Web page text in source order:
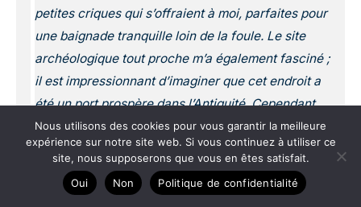
petites criques qui s’offraient à moi, parfaites pour
une baignade tranquille loin de la foule. Le site
archéologique tout proche m’a également fasciné ;
il est impressionnant d’imaginer que cet endroit a
été un port prospère dans l’Antiquité. Cependant,
j’ai noté quelques petits bémols. Par exemple, la
route pour y arriver est assez sinueuse et longue –
je recommande de prévoir un bon moment de
trajet. De plus, les quelques restaurants aux
Nous utilisons des cookies pour vous garantir la meilleure
expérience sur notre site web. Si vous continuez à utiliser ce
site, nous supposerons que vous en êtes satisfait.
Oui
Non Politique de confidentialité